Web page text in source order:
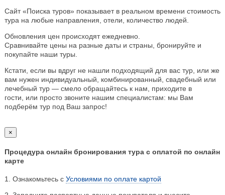
Сайт «Поиска туров» показывает в реальном времени стоимость
тура на любые направления, отели, количество людей.
Обновления цен происходят ежедневно.
Сравнивайте цены на разные даты и страны, бронируйте и
покупайте наши туры.
Кстати, если вы вдруг не нашли подходящий для вас тур, или же
вам нужен индивидуальный, комбинированный, свадебный или
лечебный тур — смело обращайтесь к нам, приходите в
гости, или просто звоните нашим специалистам: мы Вам
подберём тур под Ваш запрос!
×
Процедура онлайн бронирования тура с оплатой по онлайн
карте
1. Ознакомьтесь с Условиями по оплате картой